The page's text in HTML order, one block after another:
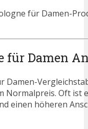
für Damen-
für Damen
Damen-
Normalpreis. Oft
einen höheren